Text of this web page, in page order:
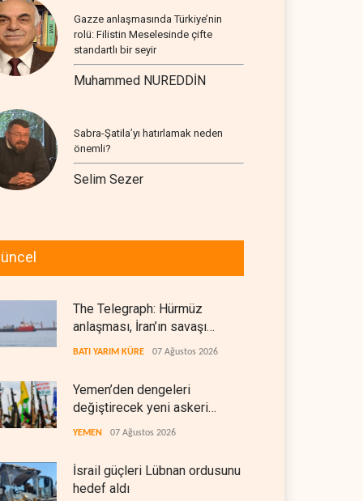
Gazze anlaşmasında Türkiye’nin
rolü: Filistin Meselesinde çifte
standartlı bir seyir
Muhammed NUREDDİN
Sabra-Şatila’yı hatırlamak neden
önemli?
Selim Sezer
The Telegraph: Hürmüz
anlaşması, İran’ın savaşı
kazandığını gösteriyor
BATI YARIM KÜRE 07 Ağustos 2026
Yemen’den dengeleri
değiştirecek yeni askeri
denklem
YEMEN 07 Ağustos 2026
İsrail güçleri Lübnan ordusunu
hedef aldı